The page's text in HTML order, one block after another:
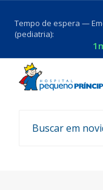
Tempo de espera —
(pediatria):
Voltar
Notícias